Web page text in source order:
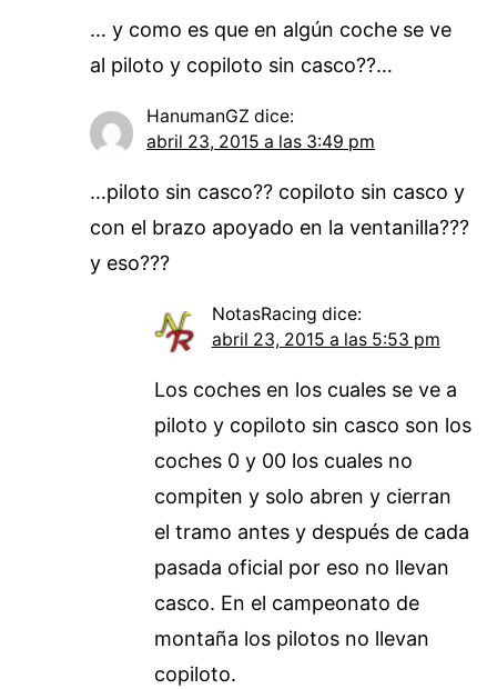
… y como es que en algún coche se ve
al piloto y copiloto sin casco??…
HanumanGZ dice:
abril 23, 2015 a las 3:49 pm
…piloto sin casco?? copiloto sin casco y
con el brazo apoyado en la ventanilla???
y eso???
NotasRacing dice:
abril 23, 2015 a las 5:53 pm
Los coches en los cuales se ve a
piloto y copiloto sin casco son los
coches 0 y 00 los cuales no
compiten y solo abren y cierran
el tramo antes y después de cada
pasada oficial por eso no llevan
casco. En el campeonato de
montaña los pilotos no llevan
copiloto.